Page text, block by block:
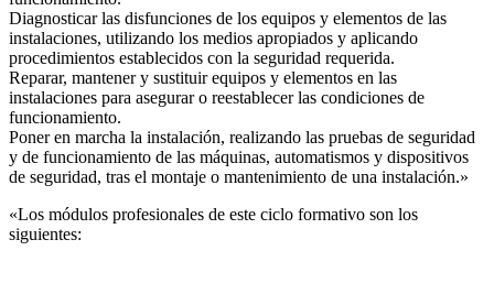
Diagnosticar las disfunciones de los equipos y elementos de las
instalaciones, utilizando los medios apropiados y aplicando
procedimientos establecidos con la seguridad requerida.
Reparar, mantener y sustituir equipos y elementos en las
instalaciones para asegurar o reestablecer las condiciones de
funcionamiento.
Poner en marcha la instalación, realizando las pruebas de seguridad
y de funcionamiento de las máquinas, automatismos y dispositivos
de seguridad, tras el montaje o mantenimiento de una instalación.»
«Los módulos profesionales de este ciclo formativo son los
siguientes: